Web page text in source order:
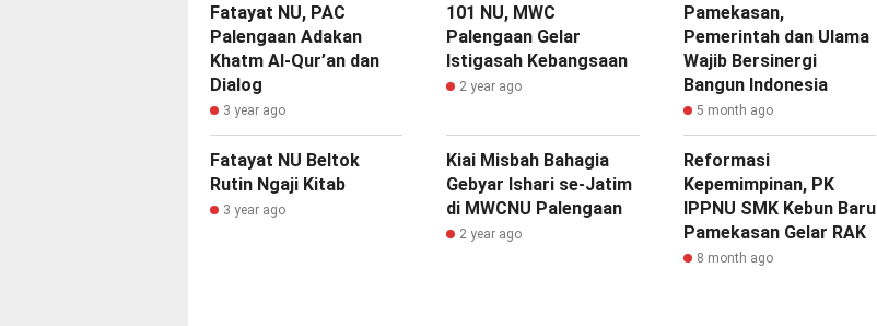
Fatayat NU, PAC
Palengaan Adakan
Khatm Al-Qur’an dan
Dialog
3 year ago
101 NU, MWC
Palengaan Gelar
Istigasah Kebangsaan
2 year ago
Pamekasan,
Pemerintah dan Ulama
Wajib Bersinergi
Bangun Indonesia
5 month ago
Fatayat NU Beltok
Rutin Ngaji Kitab
3 year ago
Kiai Misbah Bahagia
Gebyar Ishari se-Jatim
di MWCNU Palengaan
2 year ago
Reformasi
Kepemimpinan, PK
IPPNU SMK Kebun Baru
Pamekasan Gelar RAK
8 month ago